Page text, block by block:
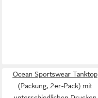
Ocean Sportswear Tanktop
(Packung, 2er-Pack) mit